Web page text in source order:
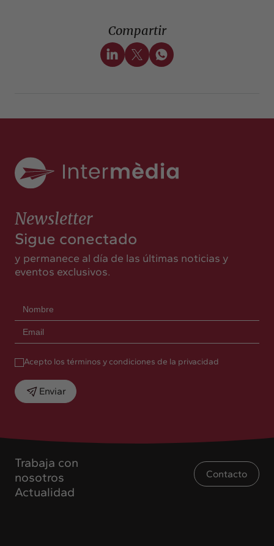
Compartir
Trabaja con
nosotros
Actualidad
Contacto
Newsletter
Sigue conectado
y permanece al día de las últimas noticias y
eventos exclusivos.
Acepto los términos y condiciones de la privacidad
Enviar